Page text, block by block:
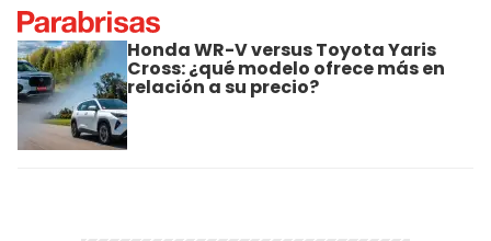
Honda WR-V versus Toyota Yaris
Cross: ¿qué modelo ofrece más en
relación a su precio?